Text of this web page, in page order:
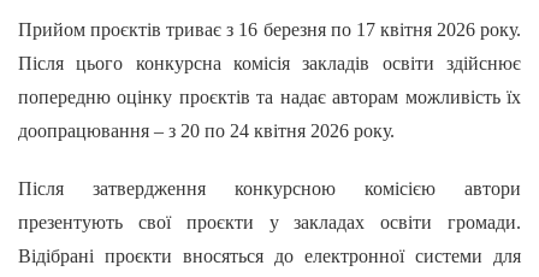
Прийом проєктів триває з 16 березня по 17 квітня 2026 року.
Після цього конкурсна комісія закладів освіти здійснює
попередню оцінку проєктів та надає авторам можливість їх
доопрацювання – з 20 по 24 квітня 2026 року.
Після затвердження конкурсною комісією автори
презентують свої проєкти у закладах освіти громади.
Відібрані проєкти вносяться до електронної системи для